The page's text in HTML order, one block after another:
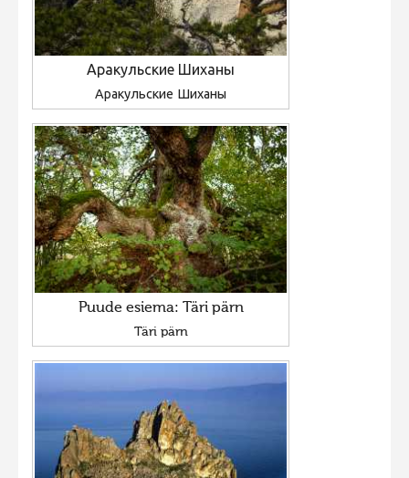
Аракульские Шиханы
Аракульские Шиханы
Puude esiema: Täri pärn
Täri pärn